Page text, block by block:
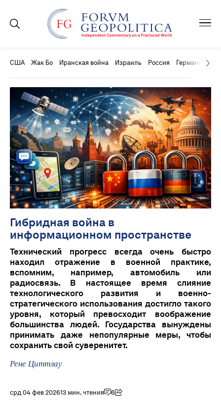
США Жак Бо Иранская война Израиль Россия Германия
Гибридная война в
информационном пространстве
Технический прогресс всегда очень быстро
находил отражение в военной практике,
вспомним, например, автомобиль или
радиосвязь. В настоящее время слияние
технологического развития и военно-
стратегического использования достигло такого
уровня, который превосходит воображение
большинства людей. Государства вынуждены
принимать даже непопулярные меры, чтобы
сохранить свой суверенитет.
Рене Циттлау
срд 04 фев 202613 мин. чтения 6